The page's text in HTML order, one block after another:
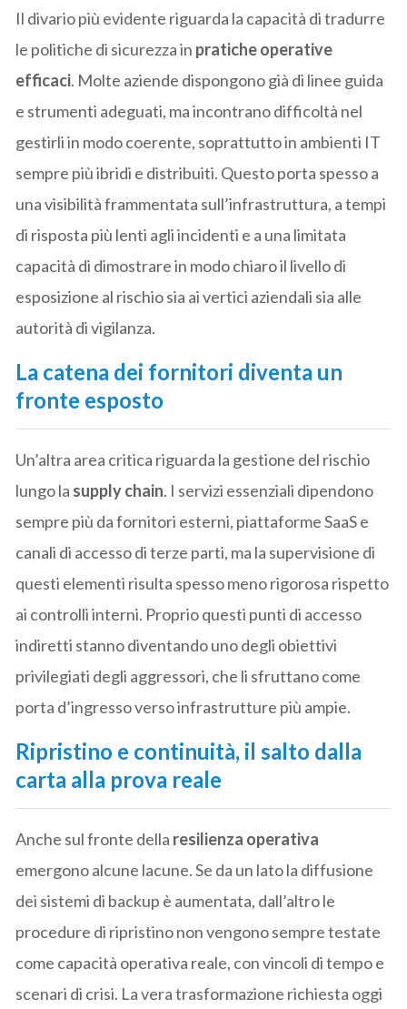
Il divario più evidente riguarda la capacità di tradurre
le politiche di sicurezza in pratiche operative
efficaci. Molte aziende dispongono già di linee guida
e strumenti adeguati, ma incontrano difficoltà nel
gestirli in modo coerente, soprattutto in ambienti IT
sempre più ibridi e distribuiti. Questo porta spesso a
una visibilità frammentata sull’infrastruttura, a tempi
di risposta più lenti agli incidenti e a una limitata
capacità di dimostrare in modo chiaro il livello di
esposizione al rischio sia ai vertici aziendali sia alle
autorità di vigilanza.
La catena dei fornitori diventa un
fronte esposto
Un’altra area critica riguarda la gestione del rischio
lungo la supply chain. I servizi essenziali dipendono
sempre più da fornitori esterni, piattaforme SaaS e
canali di accesso di terze parti, ma la supervisione di
questi elementi risulta spesso meno rigorosa rispetto
ai controlli interni. Proprio questi punti di accesso
indiretti stanno diventando uno degli obiettivi
privilegiati degli aggressori, che li sfruttano come
porta d’ingresso verso infrastrutture più ampie.
Ripristino e continuità, il salto dalla
carta alla prova reale
Anche sul fronte della resilienza operativa
emergono alcune lacune. Se da un lato la diffusione
dei sistemi di backup è aumentata, dall’altro le
procedure di ripristino non vengono sempre testate
come capacità operativa reale, con vincoli di tempo e
scenari di crisi. La vera trasformazione richiesta oggi